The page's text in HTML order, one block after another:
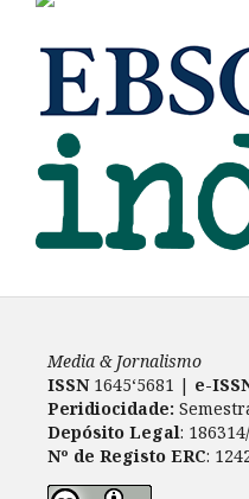
Media & Jornalismo
ISSN 1645‘5681 | e-
Peridiocidade:
Depósito Legal:
Nº de Registo ERC: